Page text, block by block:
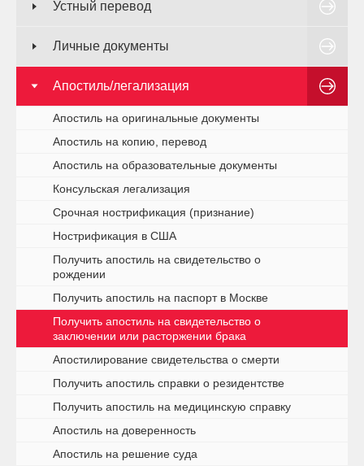
Устный перевод
Личные документы
Апостиль/легализация
Апостиль на оригинальные документы
Апостиль на копию, перевод
Апостиль на образовательные документы
Консульская легализация
Срочная нострификация (признание)
Нострификация в США
Получить апостиль на свидетельство о
рождении
Получить апостиль на паспорт в Москве
Получить апостиль на свидетельство о
заключении или расторжении брака
Апостилирование свидетельства о смерти
Получить апостиль справки о резидентстве
Получить апостиль на медицинскую справку
Апостиль на доверенность
Апостиль на решение суда